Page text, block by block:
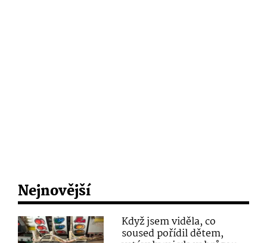
Nejnovější
Když jsem viděla, co
soused pořídil dětem,